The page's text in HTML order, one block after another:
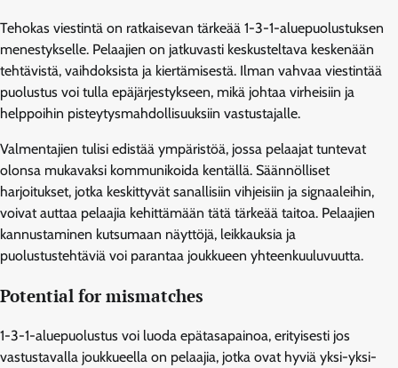
Tehokas viestintä on ratkaisevan tärkeää 1-3-1-aluepuolustuksen
menestykselle. Pelaajien on jatkuvasti keskusteltava keskenään
tehtävistä, vaihdoksista ja kiertämisestä. Ilman vahvaa viestintää
puolustus voi tulla epäjärjestykseen, mikä johtaa virheisiin ja
helppoihin pisteytysmahdollisuuksiin vastustajalle.
Valmentajien tulisi edistää ympäristöä, jossa pelaajat tuntevat
olonsa mukavaksi kommunikoida kentällä. Säännölliset
harjoitukset, jotka keskittyvät sanallisiin vihjeisiin ja signaaleihin,
voivat auttaa pelaajia kehittämään tätä tärkeää taitoa. Pelaajien
kannustaminen kutsumaan näyttöjä, leikkauksia ja
puolustustehtäviä voi parantaa joukkueen yhteenkuuluvuutta.
Potential for mismatches
1-3-1-aluepuolustus voi luoda epätasapainoa, erityisesti jos
vastustavalla joukkueella on pelaajia, jotka ovat hyviä yksi-yksi-